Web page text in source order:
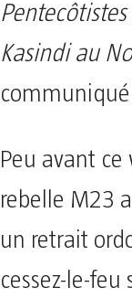
Kasindi au
communiqué
Peu avant
rebelle M23
un retrait
cessez-le-